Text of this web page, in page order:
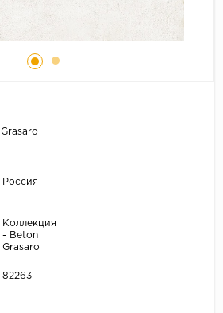
Grasaro
Россия
Коллекция
- Beton
Grasaro
82263